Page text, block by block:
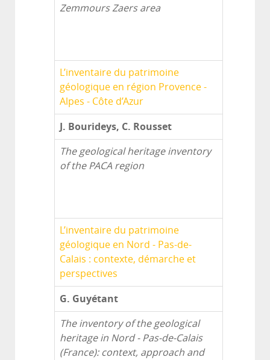
Zemmours Zaers area
L’inventaire du patrimoine
géologique en région Provence -
Alpes - Côte d’Azur
J. Bourideys, C. Rousset
The geological heritage inventory
of the PACA region
L’inventaire du patrimoine
géologique en Nord - Pas-de-
Calais : contexte, démarche et
perspectives
G. Guyétant
The inventory of the geological
heritage in Nord - Pas-de-Calais
(France): context, approach and